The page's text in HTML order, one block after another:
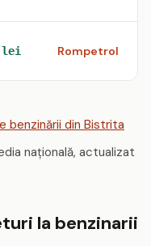
lei Rompetrol
benzinării din Bistrita
națională, actualizat
la benzinarii